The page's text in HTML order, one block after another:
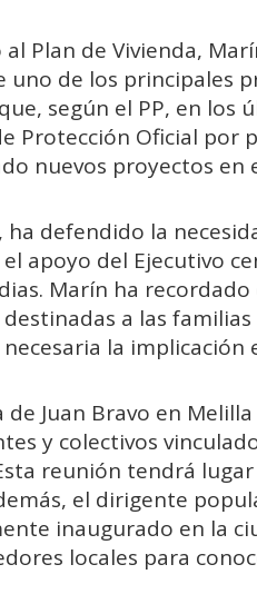
al Plan de Vivienda,
uno de los principales
según el PP, en los
Protección Oficial por
nuevos proyectos en
ha defendido la
el apoyo del Ejecutivo
Marín ha
a las
la
de Juan Bravo en
y colectivos
reunión tendrá
el dirigente
inaugurado en la
locales para